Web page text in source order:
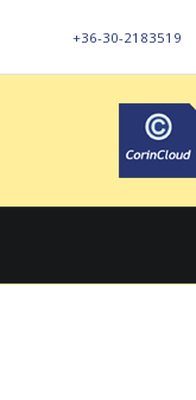
+36-30-2183519